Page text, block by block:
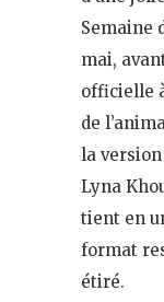
Semaine
mai,
officielle
de
la
Lyna
tient en
format
étiré.